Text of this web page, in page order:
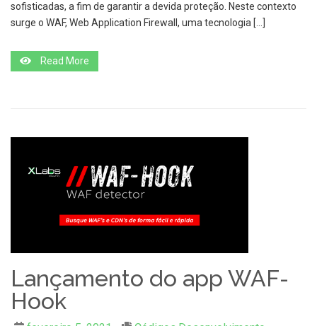
sofisticadas, a fim de garantir a devida proteção. Neste contexto
surge o WAF, Web Application Firewall, uma tecnologia […]
Read More
Lançamento do app WAF-
Hook